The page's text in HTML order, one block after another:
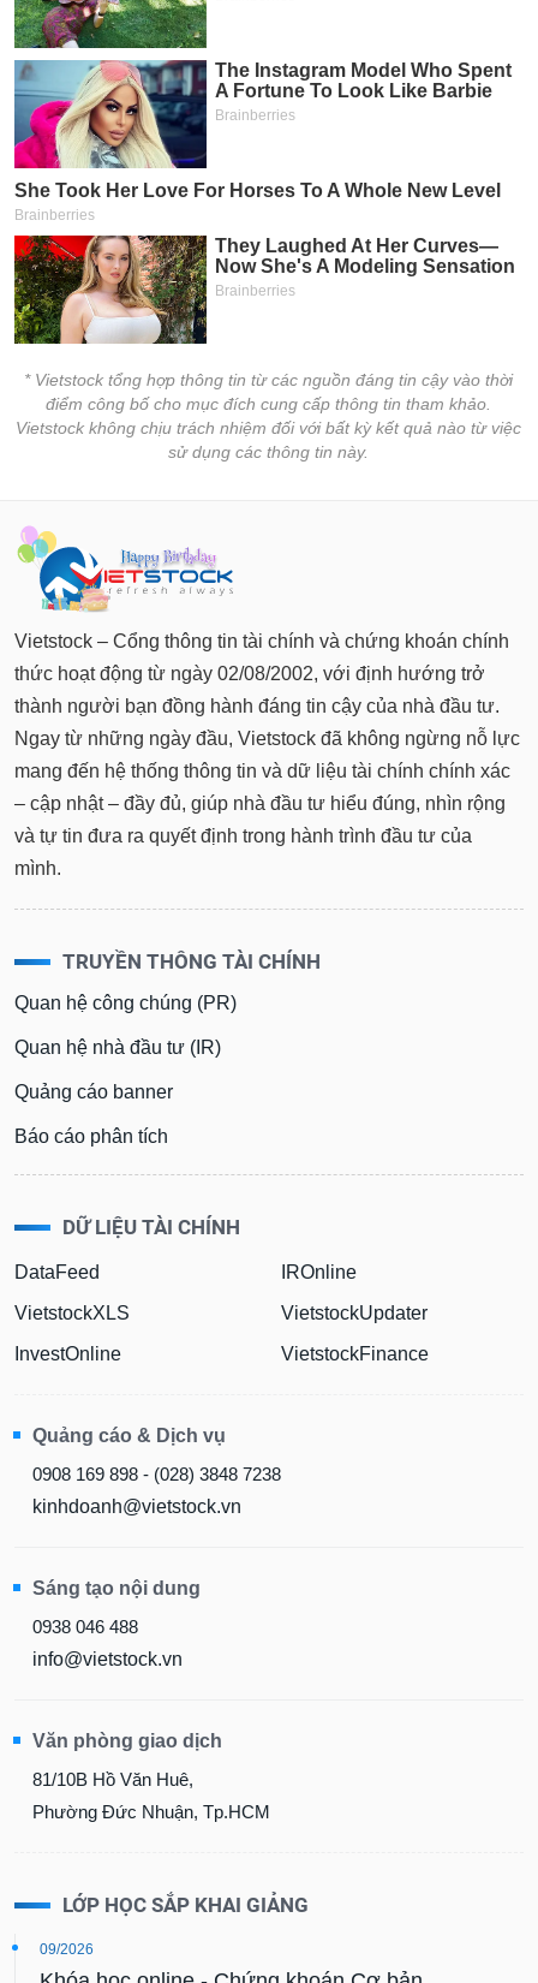
* Vietstock tổng hợp thông tin từ các nguồn đáng tin cậy vào thời
điểm công bố cho mục đích cung cấp thông tin tham khảo.
Vietstock không chịu trách nhiệm đối với bất kỳ kết quả nào từ việc
sử dụng các thông tin này.
Vietstock – Cổng thông tin tài chính và chứng khoán chính
thức hoạt động từ ngày 02/08/2002, với định hướng trở
thành người bạn đồng hành đáng tin cậy của nhà đầu tư.
Ngay từ những ngày đầu, Vietstock đã không ngừng nỗ lực
mang đến hệ thống thông tin và dữ liệu tài chính chính xác
– cập nhật – đầy đủ, giúp nhà đầu tư hiểu đúng, nhìn rộng
và tự tin đưa ra quyết định trong hành trình đầu tư của
mình.
TRUYỀN THÔNG TÀI CHÍNH
Quan hệ công chúng (PR)
Quan hệ nhà đầu tư (IR)
Quảng cáo banner
Báo cáo phân tích
DỮ LIỆU TÀI CHÍNH
DataFeed
VietstockXLS
InvestOnline
IROnline
VietstockUpdater
VietstockFinance
Quảng cáo & Dịch vụ
0908 169 898 - (028) 3848 7238
kinhdoanh@vietstock.vn
Sáng tạo nội dung
0938 046 488
info@vietstock.vn
Văn phòng giao dịch
81/10B Hồ Văn Huê,
Phường Đức Nhuận, Tp.HCM
LỚP HỌC SẮP KHAI GIẢNG
09/2026